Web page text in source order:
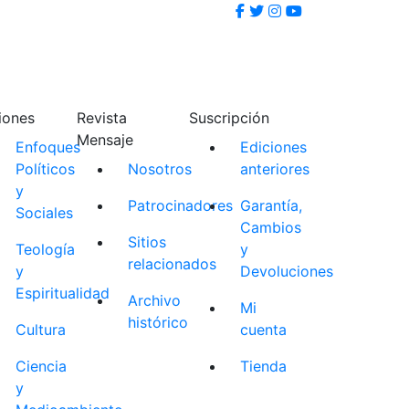
Enfoques
Políticos
y
Sociales
Teología
y
Espiritualidad
Cultura
Ciencia
y
Revista
Mensaje
Nosotros
Patrocinadores
Sitios
relacionados
Archivo
histórico
Suscripción
Ediciones
anteriores
Garantía,
Cambios
y
Devoluciones
Mi
cuenta
Tienda